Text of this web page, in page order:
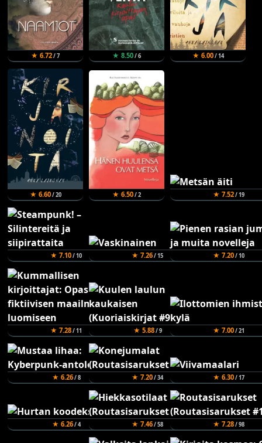
★ 6.72/ 7 ★ 8.50/ 6 ★ 6.00/ 14
★ 6.60/ 20 ★ 6.50/ 2 ★ 7.52/ 19
★ 7.10/ 10 ★ 7.26/ 15 ★ 7.20/ 10
★ 7.28/ 11 ★ 5.88/ 9 ★ 7.00/ 21
★ 6.26/ 8 ★ 7.20/ 34 ★ 6.30/ 17
★ 6.26/ 4 ★ 7.46/ 58 ★ 7.28/ 98